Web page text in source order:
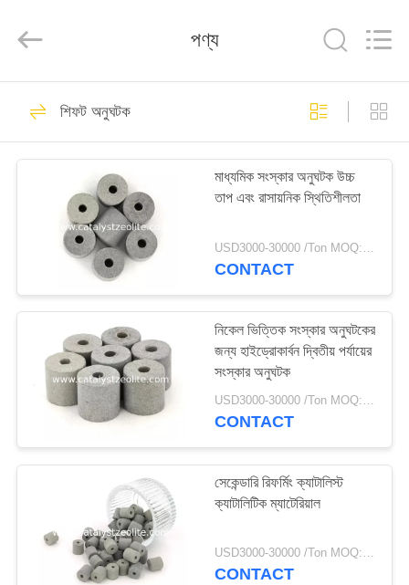
পণ্য
আমাদের
কারখানা
CO.,LTD.
Rights
অনুঘটক জেওলাইট
জেডএসএম -5 জেওলাইট
43
বিটা জেওলাইট
পণ্য
শিফট অনুঘটক
মাধ্যমিক সংস্কার অনুঘটক উচ্চ
তাপ এবং রাসায়নিক স্থিতিশীলতা
USD3000-30000 /Ton MOQ:1 কিলোগ্রাম
CONTACT
নিকেল ভিত্তিক সংস্কার অনুঘটকের
জন্য হাইড্রোকার্বন দ্বিতীয় পর্যায়ের
সংস্কার অনুঘটক
USD3000-30000 /Ton MOQ:1 কিলোগ্রাম
CONTACT
সেকেন্ডারি রিফর্মিং ক্যাটালিস্ট
ক্যাটালিটিক ম্যাটেরিয়াল
USD3000-30000 /Ton MOQ:1 কিলোগ্রাম
CONTACT